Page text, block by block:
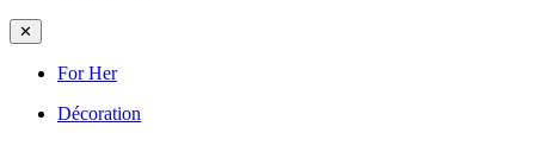
✕
For Her
Décoration